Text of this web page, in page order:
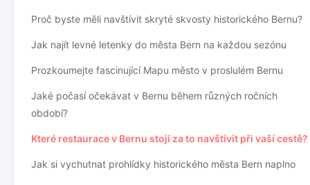
Proč byste měli navštívit skryté skvosty historického Bernu?
Jak najít levné letenky do města Bern na každou sezónu
Prozkoumejte fascinující Mapu město v proslulém Bernu
Jaké počasí očekávat v Bernu během různých ročních
období?
Které restaurace v Bernu stojí za to navštívit při vaší cestě?
Jak si vychutnat prohlídky historického města Bern naplno